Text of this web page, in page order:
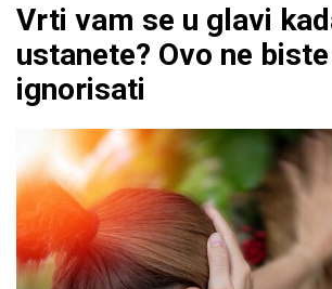
Vrti vam se u glavi
ustanete? Ovo ne
ignorisati